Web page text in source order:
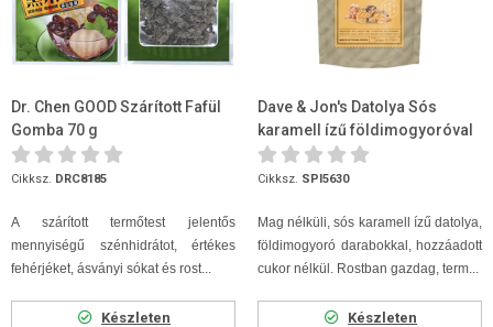
Dr. Chen GOOD Szárított Fafül
Gomba 70 g
Cikksz. DRC8185
A szárított termőtest jelentős
mennyiségű szénhidrátot, értékes
fehérjéket, ásványi sókat és rost...
Készleten
Dave & Jon's Datolya Sós
karamell ízű földimogyoróval
125 g
Cikksz. SPI5630
Mag nélküli, sós karamell ízű datolya,
földimogyoró darabokkal, hozzáadott
cukor nélkül. Rostban gazdag, term...
Készleten